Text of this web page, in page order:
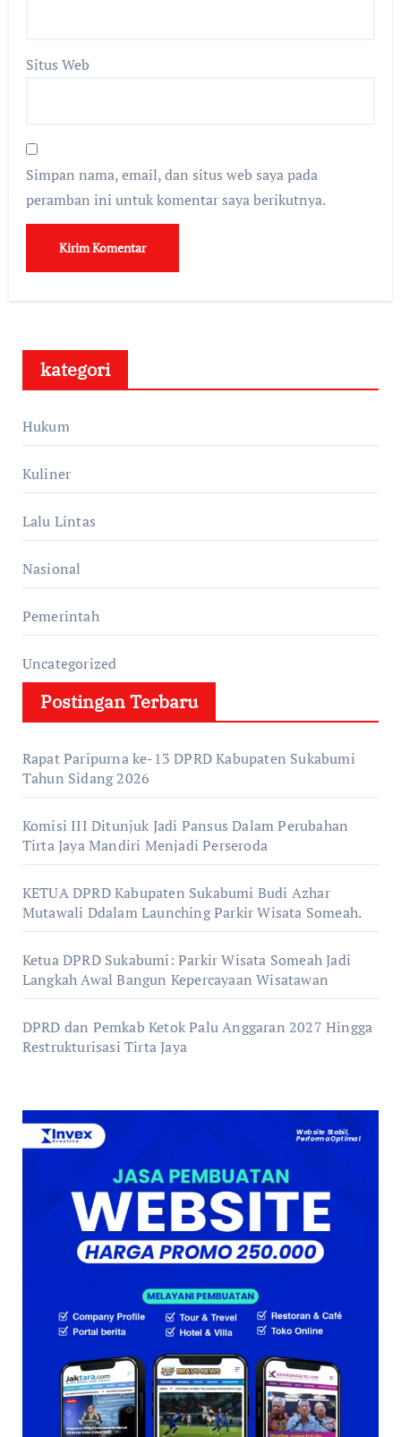
Situs Web
Simpan nama, email, dan situs web saya pada
peramban ini untuk komentar saya berikutnya.
kategori
Hukum
Kuliner
Lalu Lintas
Nasional
Pemerintah
Uncategorized
Postingan Terbaru
Rapat Paripurna ke-13 DPRD Kabupaten Sukabumi
Tahun Sidang 2026
Komisi III Ditunjuk Jadi Pansus Dalam Perubahan
Tirta Jaya Mandiri Menjadi Perseroda
KETUA DPRD Kabupaten Sukabumi Budi Azhar
Mutawali Ddalam Launching Parkir Wisata Someah.
Ketua DPRD Sukabumi: Parkir Wisata Someah Jadi
Langkah Awal Bangun Kepercayaan Wisatawan
DPRD dan Pemkab Ketok Palu Anggaran 2027 Hingga
Restrukturisasi Tirta Jaya